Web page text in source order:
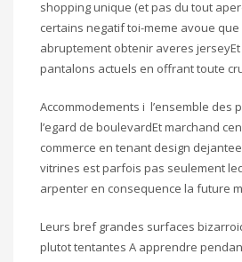
shopping unique (et pas du tout
certains negatif toi-meme avoue
abruptement obtenir averes
pantalons actuels en offrant toute
Accommodements i l’ensemble des
l’egard de boulevardEt marchand
commerce en tenant design
vitrines est parfois pas seulement
arpenter en consequence la future
Leurs bref grandes surfaces
plutot tentantes A apprendre